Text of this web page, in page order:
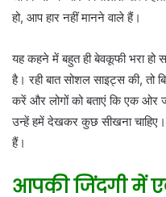
हो, आप हार नहीं मानने वाले हैं।
यह कहने में बहुत ही बेवकूफी भरा
है। रही बात सोशल साइट्स की, तो
करें और लोगों को बताएं कि एक ओर
उन्हें हमें देखकर कुछ सीखना
हैं।
आपकी जिंदगी में